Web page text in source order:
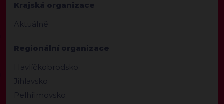
Krajská organizace
Aktuálně
Regionální organizace
Havlíčkobrodsko
Jihlavsko
Pelhřimovsko